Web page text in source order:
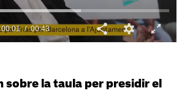
sobre la taula per presidir el